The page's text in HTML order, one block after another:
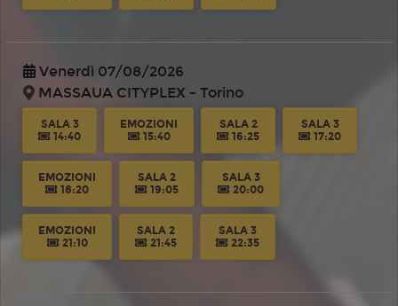
Venerdì 07/08/2026
MASSAUA CITYPLEX - Torino
SALA 3
14:40
EMOZIONI
15:40
SALA 2
16:25
SALA 3
17:20
EMOZIONI
18:20
SALA 2
19:05
SALA 3
20:00
EMOZIONI
21:10
SALA 2
21:45
SALA 3
22:35